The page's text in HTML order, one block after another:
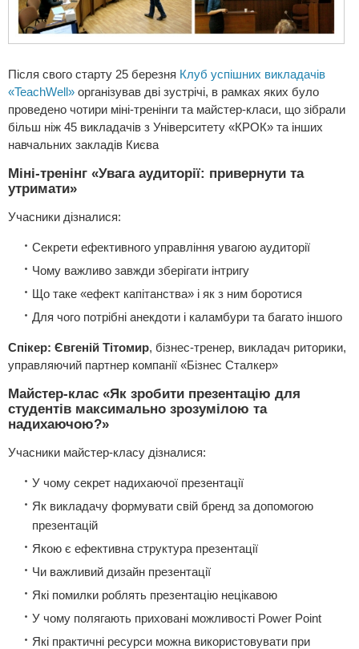
Після свого старту 25 березня Клуб успішних викладачів
«TeachWell» організував дві зустрічі, в рамках яких було
проведено чотири міні-тренінги та майстер-класи, що зібрали
більш ніж 45 викладачів з Університету «КРОК» та інших
навчальних закладів Києва
Міні-тренінг «Увага аудиторії: привернути та
утримати»
Учасники дізналися:
Секрети ефективного управління увагою аудиторії
Чому важливо завжди зберігати інтригу
Що таке «ефект капітанства» і як з ним боротися
Для чого потрібні анекдоти і каламбури та багато іншого
Спікер: Євгеній Тітомир, бізнес-тренер, викладач риторики,
управляючий партнер компанiї «Бiзнес Сталкер»
Майстер-клас «Як зробити презентацію для
студентів максимально зрозумілою та
надихаючою?»
Учасники майстер-класу дізналися:
У чому секрет надихаючої презентації
Як викладачу формувати свій бренд за допомогою
презентацій
Якою є ефективна структура презентації
Чи важливий дизайн презентації
Які помилки роблять презентацію нецікавою
У чому полягають приховані можливості Power Point
Які практичні ресурси можна використовувати при